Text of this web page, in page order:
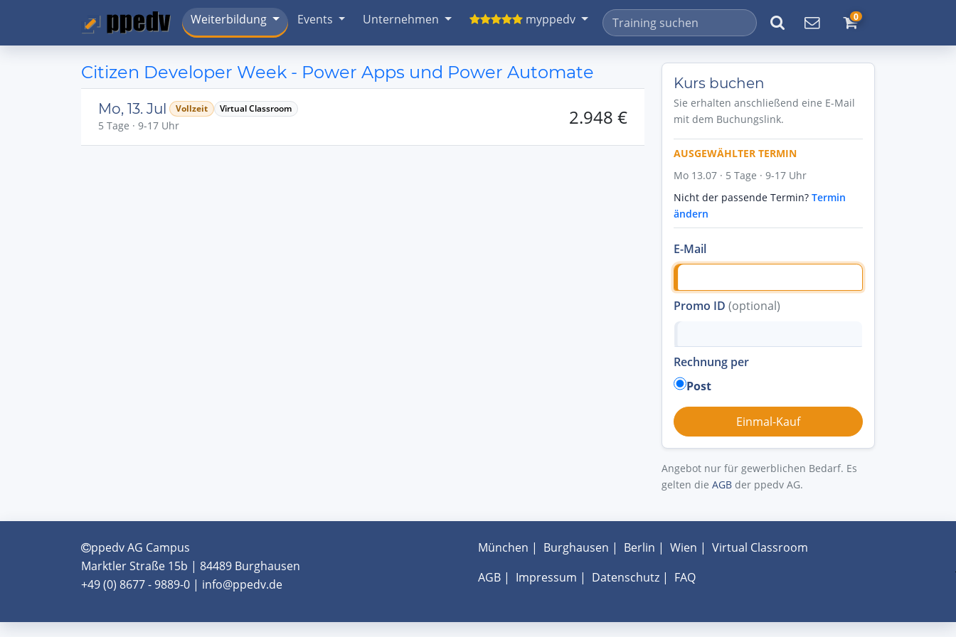
Weiterbildung Events Unternehmen myppedv 0
Citizen Developer Week - Power Apps und Power Automate
Mo, 13. Jul Vollzeit Virtual Classroom
5 Tage · 9-17 Uhr 2.948 €
Kurs buchen
Sie erhalten anschließend eine E-Mail
mit dem Buchungslink.
AUSGEWÄHLTER TERMIN
Mo 13.07 · 5 Tage · 9-17 Uhr
Nicht der passende Termin? Termin
ändern
E-Mail
Promo ID (optional)
Rechnung per
Post
Angebot nur für gewerblichen Bedarf. Es
gelten die AGB der ppedv AG.
ppedv AG Campus
Marktler Straße 15b | 84489 Burghausen
+49 (0) 8677 - 9889-0 | info@ppedv.de
München | Burghausen | Berlin | Wien | Virtual Classroom
AGB| Impressum | Datenschutz| FAQ